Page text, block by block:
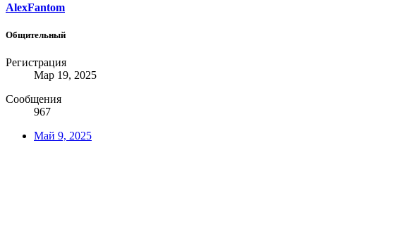
AlexFantom
Общительный
Регистрация
Мар 19, 2025
Сообщения
967
Май 9, 2025